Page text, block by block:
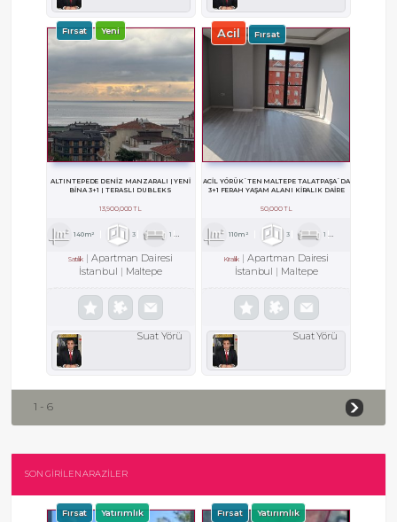
Fırsat Yeni
ALTINTEPEDE DENİZ MANZARALI | YENİ
BİNA 3+1 | TERASLI DUBLEKS
13,900,000 TL
140m² 3 1
Satılık
Apartman Dairesi
İstanbul
Maltepe
Suat Yörü
Acil Fırsat
ACİL YÖRÜK`TEN MALTEPE TALATPAŞA`DA
3+1 FERAH YAŞAM ALANI KİRALIK DAİRE
50,000 TL
110m² 3 1
Kiralık
Apartman Dairesi
İstanbul
Maltepe
Suat Yörü
1 - 6
SON GİRİLEN ARAZİLER
Fırsat Yatırımlık Fırsat Yatırımlık